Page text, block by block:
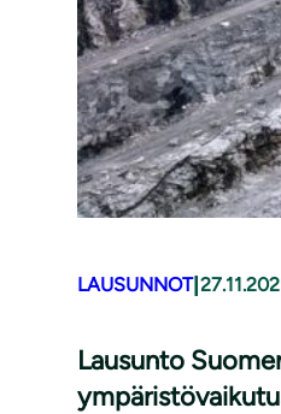
LAUSUNNOT|
Lausunto